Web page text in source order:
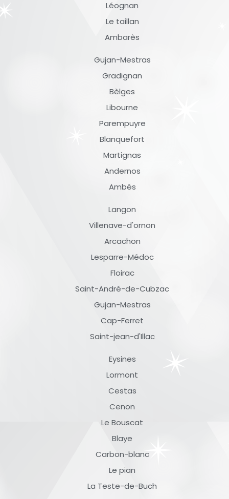
Léognan
Le taillan
Ambarès
Gujan-Mestras
Gradignan
Bèlges
Libourne
Parempuyre
Blanquefort
Martignas
Andernos
Ambés
Langon
Villenave-d'ornon
Arcachon
Lesparre-Médoc
Floirac
Saint-André-de-Cubzac
Gujan-Mestras
Cap-Ferret
Saint-jean-d'Illac
Eysines
Lormont
Cestas
Cenon
Le Bouscat
Blaye
Carbon-blanc
Le pian
La Teste-de-Buch